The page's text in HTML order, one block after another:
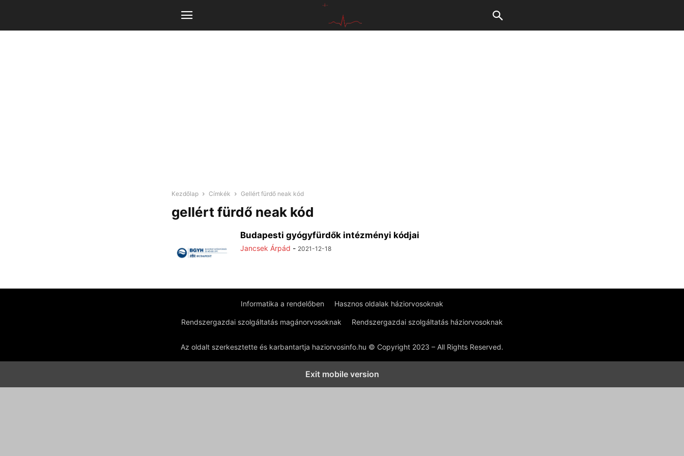
Kezdőlap Címkék Gellért fürdő neak kód
gellért fürdő neak kód
Budapesti gyógyfürdők intézményi kódjai
Jancsek Árpád - 2021-12-18
Informatika a rendelőben Hasznos oldalak háziorvosoknak
Rendszergazdai szolgáltatás magánorvosoknak Rendszergazdai szolgáltatás háziorvosoknak
Az oldalt szerkesztette és karbantartja haziorvosinfo.hu © Copyright 2023 – All Rights Reserved.
Exit mobile version